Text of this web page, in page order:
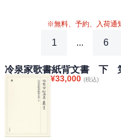
※無料、予約、入荷通
1 ... 6
冷泉家歌書紙背文書 下
¥33,000 (税込)